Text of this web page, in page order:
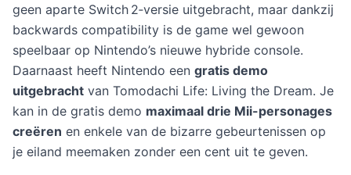
geen aparte Switch 2‑versie uitgebracht, maar dankzij
backwards compatibility is de game wel gewoon
speelbaar op Nintendo’s nieuwe hybride console.
Daarnaast heeft Nintendo een gratis demo
uitgebracht van Tomodachi Life: Living the Dream. Je
kan in de gratis demo maximaal drie Mii-personages
creëren en enkele van de bizarre gebeurtenissen op
je eiland meemaken zonder een cent uit te geven.